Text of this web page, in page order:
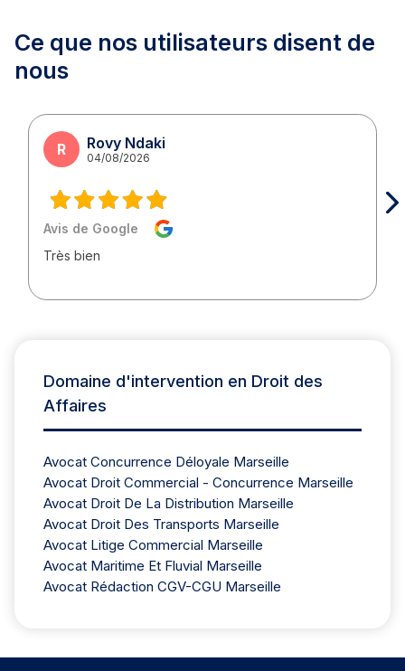
Ce que nos utilisateurs disent de
nous
R Rovy Ndaki
04/08/2026
Avis de Google
Très bien
Domaine d'intervention en Droit des
Affaires
Avocat Concurrence Déloyale Marseille
Avocat Droit Commercial - Concurrence Marseille
Avocat Droit De La Distribution Marseille
Avocat Droit Des Transports Marseille
Avocat Litige Commercial Marseille
Avocat Maritime Et Fluvial Marseille
Avocat Rédaction CGV-CGU Marseille